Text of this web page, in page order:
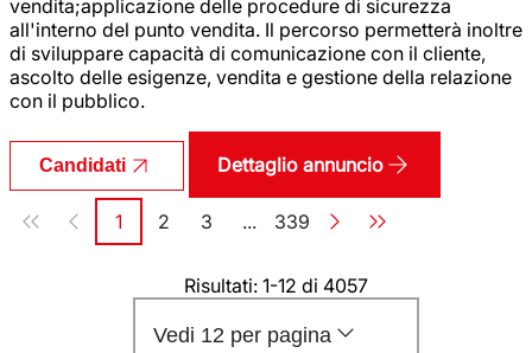
vendita;applicazione delle procedure di sicurezza
all'interno del punto vendita. Il percorso permetterà inoltre
di sviluppare capacità di comunicazione con il cliente,
ascolto delle esigenze, vendita e gestione della relazione
con il pubblico.
Candidati Dettaglio annuncio
Paginazione
Pagina
1 Pagina
2 Pagina
3 ... Pagina
339
Risultati: 1-12 di 4057
Vedi 12 per pagina